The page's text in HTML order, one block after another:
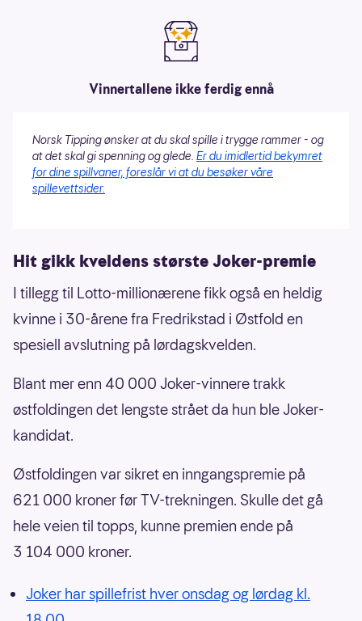
Vinnertallene ikke ferdig ennå
Norsk Tipping ønsker at du skal spille i trygge rammer - og
at det skal gi spenning og glede. Er du imidlertid bekymret
for dine spillvaner, foreslår vi at du besøker våre
spillevettsider.
Hit gikk kveldens største Joker-premie
I tillegg til Lotto-millionærene fikk også en heldig
kvinne i 30-årene fra Fredrikstad i Østfold en
spesiell avslutning på lørdagskvelden.
Blant mer enn 40 000 Joker-vinnere trakk
østfoldingen det lengste strået da hun ble Joker-
kandidat.
Østfoldingen var sikret en inngangspremie på
621 000 kroner før TV-trekningen. Skulle det gå
hele veien til topps, kunne premien ende på
3 104 000 kroner.
Joker har spillefrist hver onsdag og lørdag kl.